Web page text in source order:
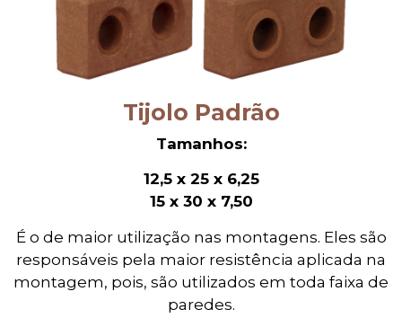
Tijolo Padrão
Tamanhos:
12,5 x 25 x 6,25
15 x 30 x 7,50
É o de maior utilização nas montagens. Eles são
responsáveis pela maior resistência aplicada na
montagem, pois, são utilizados em toda faixa de
paredes.